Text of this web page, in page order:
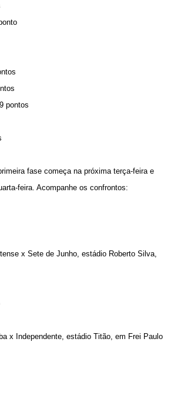
pontos
fase começa na próxima terça-feira e
feira. Acompanhe os confrontos:
x Sete de Junho, estádio Roberto Silva,
x Independente, estádio Titão, em Frei Paulo